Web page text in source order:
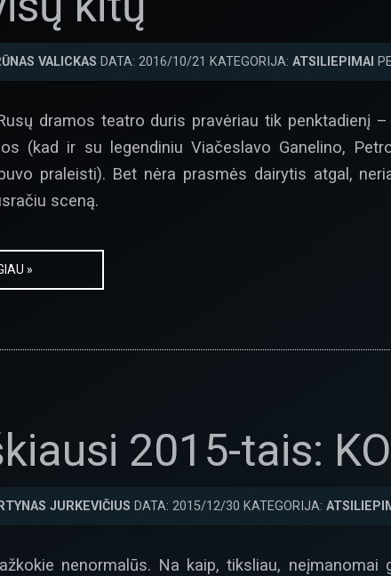
VALICKAS DATA: 2016/10/21 KATEGORIJA: ATSILIEPIMAI
dramos teatro duris pravėriau tik penktadienį
(kad ir su legendiniu Viačeslavo Ganelino,
praleisti). Bet nėra prasmės dairytis atgal,
sceną.
»
2015-tais:
JURKEVIČIUS DATA: 2015/12/30 KATEGORIJA:
nenormalūs. Na kaip, tiksliau,